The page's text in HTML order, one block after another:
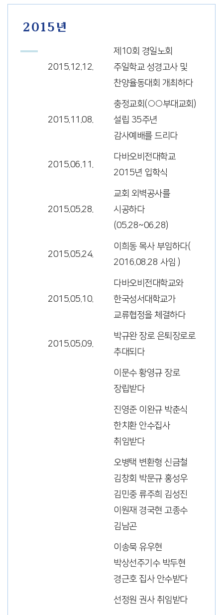
2015년
2015.12.12.
제10회 경일노회
주일학교 성경고사 및
찬양율동대회 개최하다
2015.11.08.
충정교회(○○부대교회)
설립 35주년
감사예배를 드리다
2015.06.11.
다바오비전대학교
2015년 입학식
2015.05.28.
교회 외벽공사를
시공하다
(05.28~06.28)
2015.05.24.
이희동 목사 부임하다(
2016.08.28 사임 )
2015.05.10.
다바오비전대학교와
한국성서대학교가
교류협정을 체결하다
2015.05.09.
박규완 장로 은퇴장로로
추대되다
이문수 황영규 장로
장립받다
진영준 이완규 박춘식
한치환 안수집사
취임받다
오병택 변환형 신금철
김창회 박문규 홍성우
김민중 류주희 김성진
이원재 경국현 고종수
김남곤
이송묵 유우현
박상선주기수 박두현
경근호 집사 안수받다
선정원 권사 취임받다